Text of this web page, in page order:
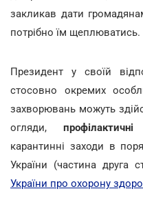
закликав дати
потрібно їм щеплюватись.
Президент у своїй
стосовно окремих
захворювань можуть
огляди,
карантинні заходи в
України (частина друга
України про охорону